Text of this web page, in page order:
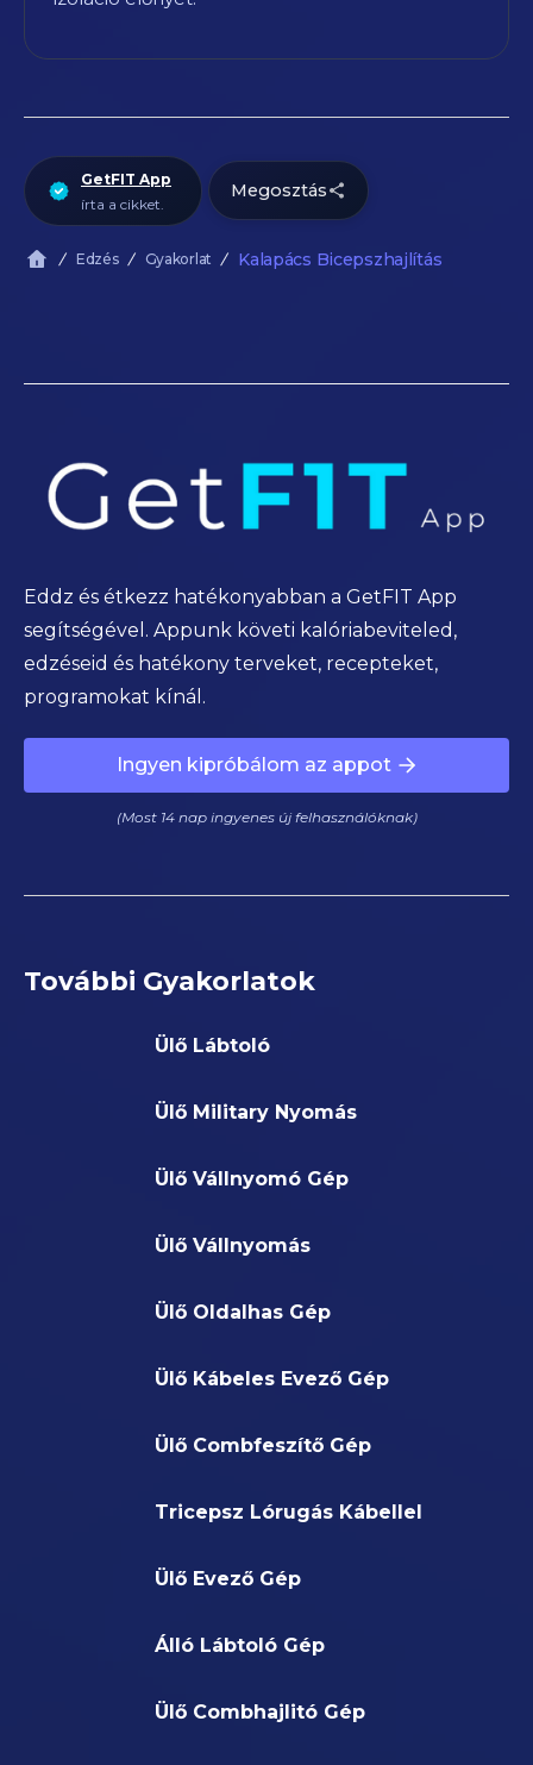
Eddz és étkezz hatékonyabban a GetFIT App
segítségével. Appunk követi kalóriabeviteled,
edzéseid és hatékony terveket, recepteket,
programokat kínál.
Ingyen kipróbálom az appot
(Most 14 nap ingyenes új felhasználóknak)
További Gyakorlatok
Ülő Lábtoló
Ülő Military Nyomás
Ülő Vállnyomó Gép
Ülő Vállnyomás
Ülő Oldalhas Gép
Ülő Kábeles Evező Gép
Ülő Combfeszítő Gép
Tricepsz Lórugás Kábellel
Ülő Evező Gép
Álló Lábtoló Gép
Ülő Combhajlitó Gép
GetFIT App
írta a cikket.
Megosztás
Edzés Gyakorlat Kalapács Bicepszhajlítás